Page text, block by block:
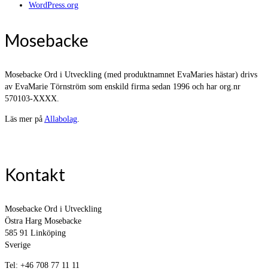
WordPress.org
Mosebacke
Mosebacke Ord i Utveckling (med produktnamnet EvaMaries hästar) drivs
av EvaMarie Törnström som enskild firma sedan 1996 och har org.nr
570103-XXXX.
Läs mer på Allabolag.
Kontakt
Mosebacke Ord i Utveckling
Östra Harg Mosebacke
585 91 Linköping
Sverige
Tel: +46 708 77 11 11